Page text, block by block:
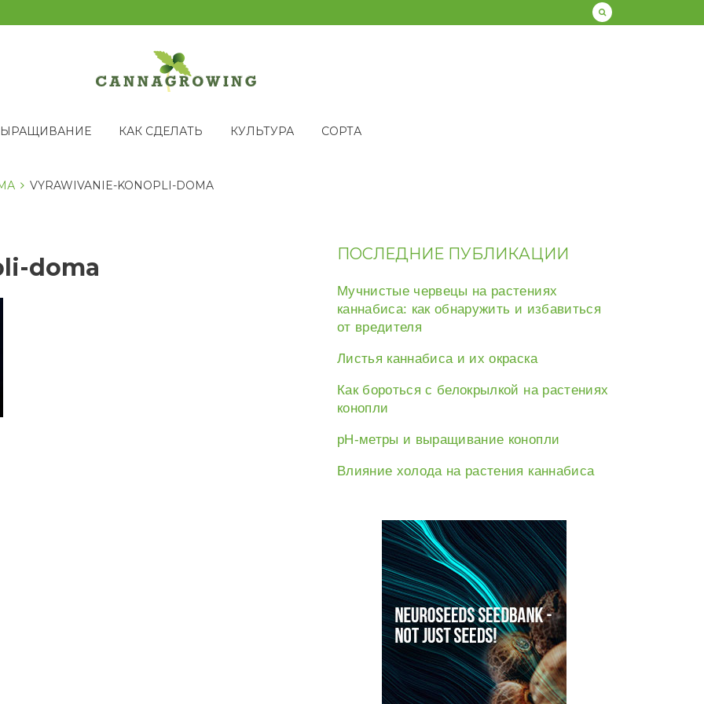
КАК СДЕЛАТЬ КУЛЬТУРА СОРТА
VYRAWIVANIE-KONOPLI-DOMA
doma ПОСЛЕДНИЕ ПУБЛИКАЦИИ
Мучнистые червецы на растениях
каннабиса: как обнаружить и избавиться
от вредителя
Листья каннабиса и их окраска
Как бороться с белокрылкой на растениях
конопли
рН-метры и выращивание конопли
Влияние холода на растения каннабиса